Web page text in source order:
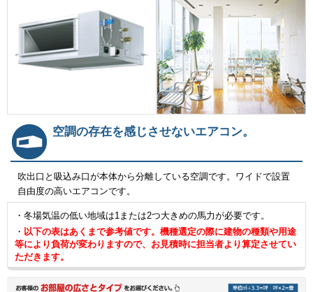
空調の存在を感じさせないエアコン。
吹出口と吸込み口が本体から分離している空調です。ワイドで設置
自由度の高いエアコンです。
・冬場気温の低い地域は1または2つ大きめの馬力が必要です。
・ 以下の表はあくまで参考値です。機種選定の際に建物の種類や用途
等により負荷が変わりますので、お見積時に担当者より算定させてい
ただきます。